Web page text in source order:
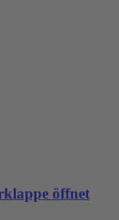
öffnet